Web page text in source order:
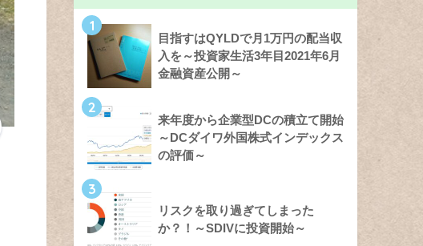
1
目指すはQYLDで月1万円の配当収
入を～投資家生活3年目2021年6月
金融資産公開～
2
来年度から企業型DCの積立て開始
～DCダイワ外国株式インデックス
の評価～
3
リスクを取り過ぎてしまった
か？！～SDIVに投資開始～